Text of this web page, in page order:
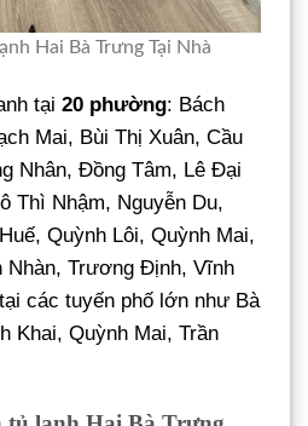
Hai Bà Trưng Tại Nhà
tại 20 phường: Bách
Mai, Bùi Thị Xuân, Cầu
Nhân, Đồng Tâm, Lê Đại
Thì Nhậm, Nguyễn Du,
Quỳnh Lôi, Quỳnh Mai,
Nhàn, Trương Định, Vĩnh
các tuyến phố lớn như Bà
Khai, Quỳnh Mai, Trần